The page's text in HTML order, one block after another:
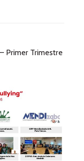
Primer Trimestre